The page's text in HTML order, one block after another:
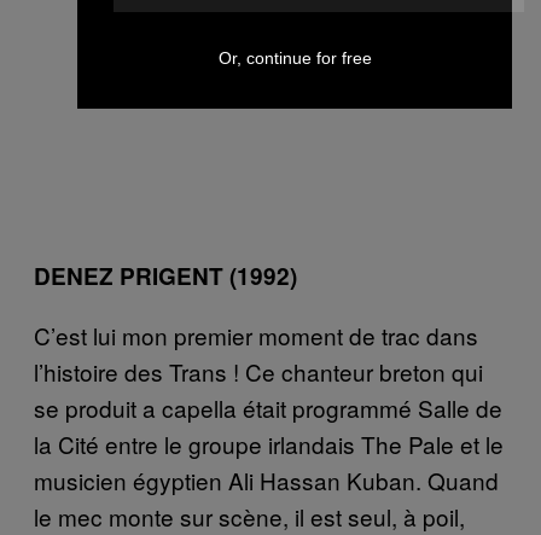
DENEZ PRIGENT (1992)
C’est lui mon premier moment de trac dans
l’histoire des Trans ! Ce chanteur breton qui
se produit a capella était programmé Salle de
la Cité entre le groupe irlandais The Pale et le
musicien égyptien Ali Hassan Kuban. Quand
le mec monte sur scène, il est seul, à poil,
Or, continue for free